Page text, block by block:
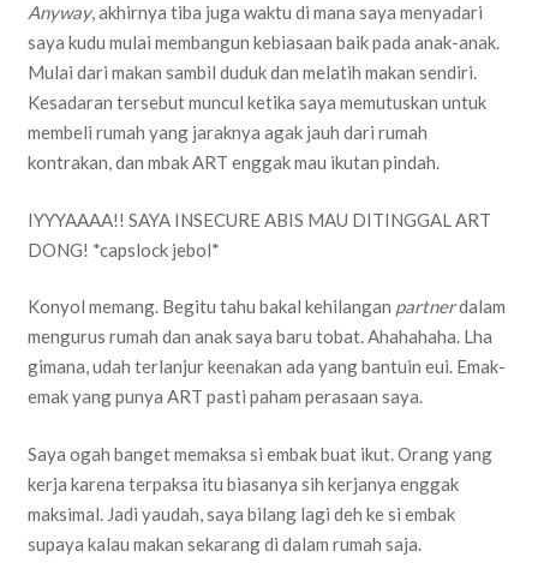
Anyway, akhirnya tiba juga waktu di mana saya menyadari
saya kudu mulai membangun kebiasaan baik pada anak-anak.
Mulai dari makan sambil duduk dan melatih makan sendiri.
Kesadaran tersebut muncul ketika saya memutuskan untuk
membeli rumah yang jaraknya agak jauh dari rumah
kontrakan, dan mbak ART enggak mau ikutan pindah.
IYYYAAAA!! SAYA INSECURE ABIS MAU DITINGGAL ART
DONG! *capslock jebol*
Konyol memang. Begitu tahu bakal kehilangan partnerdalam
mengurus rumah dan anak saya baru tobat. Ahahahaha. Lha
gimana, udah terlanjur keenakan ada yang bantuin eui. Emak-
emak yang punya ART pasti paham perasaan saya.
Saya ogah banget memaksa si embak buat ikut. Orang yang
kerja karena terpaksa itu biasanya sih kerjanya enggak
maksimal. Jadi yaudah, saya bilang lagi deh ke si embak
supaya kalau makan sekarang di dalam rumah saja.